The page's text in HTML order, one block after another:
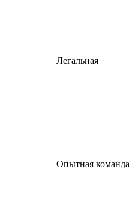
Легальная
Опытная команда